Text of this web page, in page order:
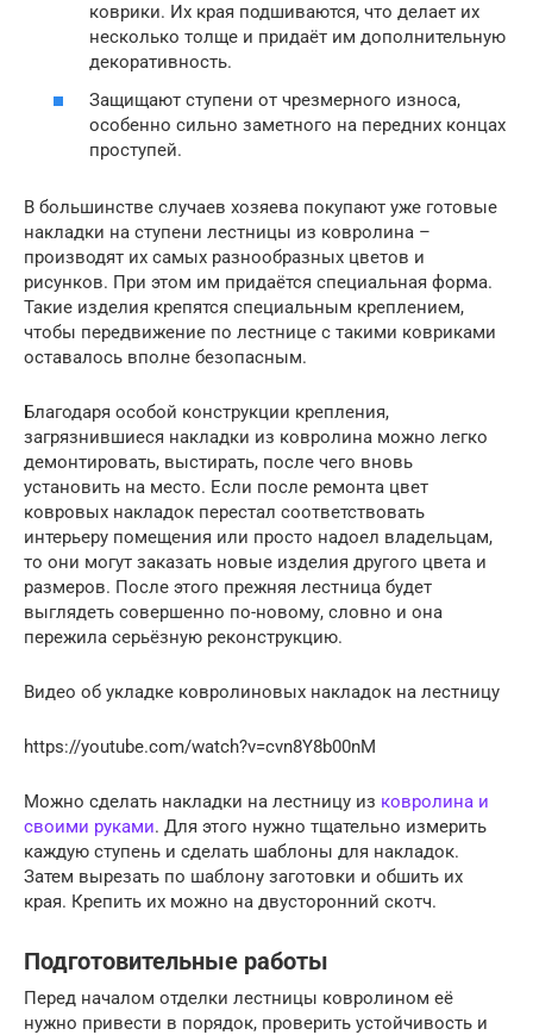
коврики. Их края подшиваются, что делает их
несколько толще и придаёт им дополнительную
декоративность.
Защищают ступени от чрезмерного износа,
особенно сильно заметного на передних концах
проступей.
В большинстве случаев хозяева покупают уже готовые
накладки на ступени лестницы из ковролина –
производят их самых разнообразных цветов и
рисунков. При этом им придаётся специальная форма.
Такие изделия крепятся специальным креплением,
чтобы передвижение по лестнице с такими ковриками
оставалось вполне безопасным.
Благодаря особой конструкции крепления,
загрязнившиеся накладки из ковролина можно легко
демонтировать, выстирать, после чего вновь
установить на место. Если после ремонта цвет
ковровых накладок перестал соответствовать
интерьеру помещения или просто надоел владельцам,
то они могут заказать новые изделия другого цвета и
размеров. После этого прежняя лестница будет
выглядеть совершенно по-новому, словно и она
пережила серьёзную реконструкцию.
Видео об укладке ковролиновых накладок на лестницу
https://youtube.com/watch?v=cvn8Y8b00nM
Можно сделать накладки на лестницу из ковролина и
своими руками. Для этого нужно тщательно измерить
каждую ступень и сделать шаблоны для накладок.
Затем вырезать по шаблону заготовки и обшить их
края. Крепить их можно на двусторонний скотч.
Подготовительные работы
Перед началом отделки лестницы ковролином её
нужно привести в порядок, проверить устойчивость и